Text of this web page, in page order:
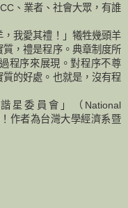
、業者、社會大眾，有誰
我愛其禮！」犧牲幾頭羊
，禮是程序。典章制度所
程序來展現。對程序不尊
的好處。也就是，沒有程
星委員會」（National
作者為台灣大學經濟系暨